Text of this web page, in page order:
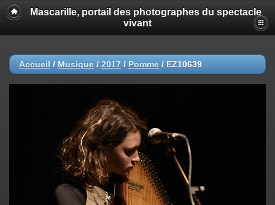
Mascarille, portail des photographes du spectacle
vivant
Accueil / Musique / 2017 / Pomme / EZ10639